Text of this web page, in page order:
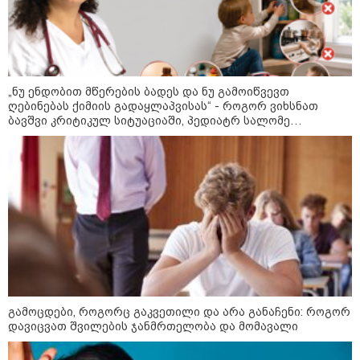
მიწოდება, რომ მასწავლებელი
სექსუალურად ავიწროებდა,
ფაქტობრივად, წაქეზება იყო" -
პროკურორი
კატეგორიის ყველა სიახლე
კატეგორიები
„ნუ ენდობით მწერების ბადეს და ნუ გამოიწვევთ
ღებინებას ქიმიის გადაყლაპვისას“ - როგორ ვიხსნათ
ბავშვი კრიტიკულ სიტუაციაში, პედიატრ სალომე
ახვლედიანის რჩევები
გამოცდები, როგორც გაკვეთილი და არა განაჩენი: როგორ
დავიცვათ შვილების ჯანმრთელობა და მომავალი